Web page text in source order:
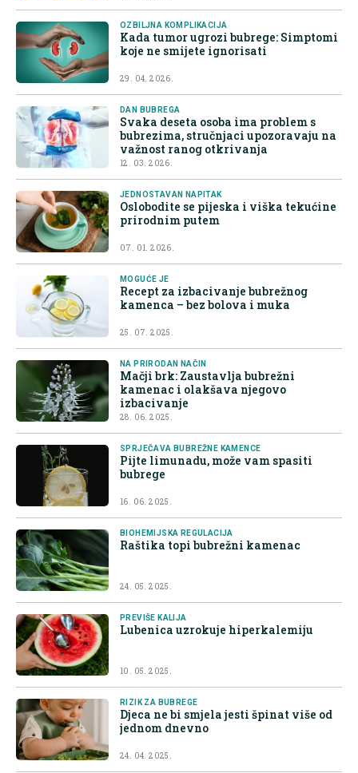
OZBILJNA KOMPLIKACIJA
Kada tumor ugrozi bubrege: Simptomi
koje ne smijete ignorisati
29. 04. 2026.
DAN BUBREGA
Svaka deseta osoba ima problem s
bubrezima, stručnjaci upozoravaju na
važnost ranog otkrivanja
12. 03. 2026.
JEDNOSTAVAN NAPITAK
Oslobodite se pijeska i viška tekućine
prirodnim putem
07. 01. 2026.
MOGUĆE JE
Recept za izbacivanje bubrežnog
kamenca – bez bolova i muka
25. 07. 2025.
NA PRIRODAN NAČIN
Mačji brk: Zaustavlja bubrežni
kamenac i olakšava njegovo
izbacivanje
28. 06. 2025.
SPRJEČAVA BUBREŽNE KAMENCE
Pijte limunadu, može vam spasiti
bubrege
16. 06. 2025.
BIOHEMIJSKA REGULACIJA
Raštika topi bubrežni kamenac
24. 05. 2025.
PREVIŠE KALIJA
Lubenica uzrokuje hiperkalemiju
10. 05. 2025.
RIZIK ZA BUBREGE
Djeca ne bi smjela jesti špinat više od
jednom dnevno
24. 04. 2025.